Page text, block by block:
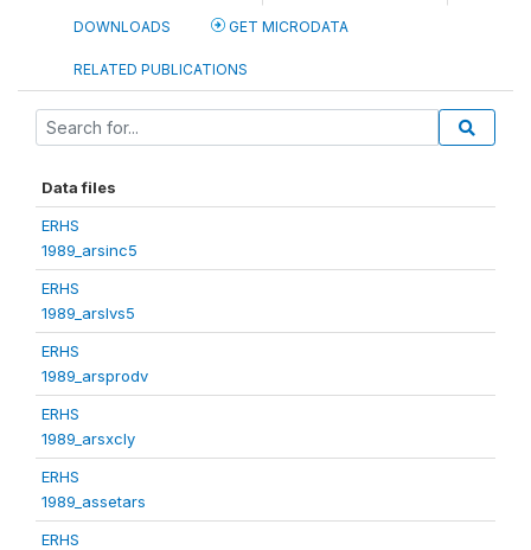
DOWNLOADS GET MICRODATA
RELATED PUBLICATIONS
Data files
ERHS
1989_arsinc5
ERHS
1989_arslvs5
ERHS
1989_arsprodv
ERHS
1989_arsxcly
ERHS
1989_assetars
ERHS